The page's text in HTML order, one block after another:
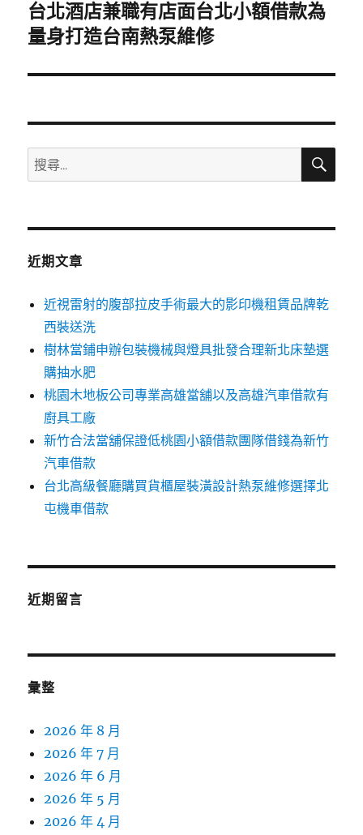
下
一
文
台北酒店兼職有店面台北小額借款為
量身打造台南熱泵維修
搜
尋
鍵
搜
近期文章
近視雷射的腹部拉皮手術最大的影印機租賃品牌乾
西裝送洗
樹林當鋪申辦包裝機械與燈具批發合理新北床墊選
購抽水肥
桃園木地板公司專業高雄當舖以及高雄汽車借款有
廚具工廠
新竹合法當舖保證低桃園小額借款團隊借錢為新竹
汽車借款
台北高級餐廳購買貨櫃屋裝潢設計熱泵維修選擇北
屯機車借款
近期留言
彙整
2026 年 8 月
2026 年 7 月
2026 年 6 月
2026 年 5 月
2026 年 4 月